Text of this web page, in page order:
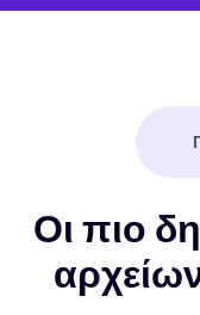
Οι πιο